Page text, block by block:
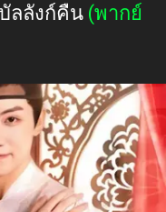
ลลังก์คืน (พากย์